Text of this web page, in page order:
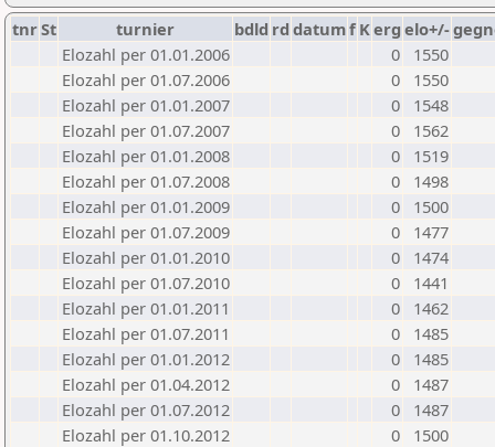
tnrSt turnier bdld rd datumf Kerg elo+/-
Elozahl per 01.01.2006
0
1550
Elozahl per 01.07.2006
0
1550
Elozahl per 01.01.2007
0
1548
Elozahl per 01.07.2007
0
1562
Elozahl per 01.01.2008
0
1519
Elozahl per 01.07.2008
0
1498
Elozahl per 01.01.2009
0
1500
Elozahl per 01.07.2009
0
1477
Elozahl per 01.01.2010
0
1474
Elozahl per 01.07.2010
0
1441
Elozahl per 01.01.2011
0
1462
Elozahl per 01.07.2011
0
1485
Elozahl per 01.01.2012
0
1485
Elozahl per 01.04.2012
0
1487
Elozahl per 01.07.2012
0
1487
Elozahl per 01.10.2012
0
1500